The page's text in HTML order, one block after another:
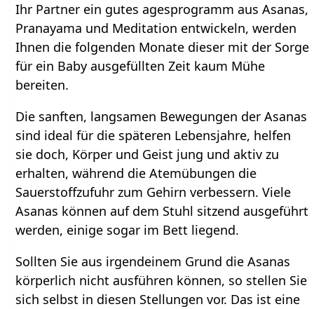
Ihr Partner ein gutes agesprogramm aus Asanas,
Pranayama und Meditation entwickeln, werden
Ihnen die folgenden Monate dieser mit der Sorge
für ein Baby ausgefüllten Zeit kaum Mühe
bereiten.
Die sanften, langsamen Bewegungen der Asanas
sind ideal für die späteren Lebensjahre, helfen
sie doch, Körper und Geist jung und aktiv zu
erhalten, während die Atemübungen die
Sauerstoffzufuhr zum Gehirn verbessern. Viele
Asanas können auf dem Stuhl sitzend ausgeführt
werden, einige sogar im Bett liegend.
Sollten Sie aus irgendeinem Grund die Asanas
körperlich nicht ausführen können, so stellen Sie
sich selbst in diesen Stellungen vor. Das ist eine